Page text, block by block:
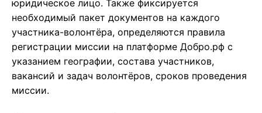
юридическое лицо. Также фиксируется
необходимый пакет документов на каждого
участника-волонтёра, определяются правила
регистрации миссии на платформе Добро.рф с
указанием географии, состава участников,
вакансий и задач волонтёров, сроков проведения
миссии.